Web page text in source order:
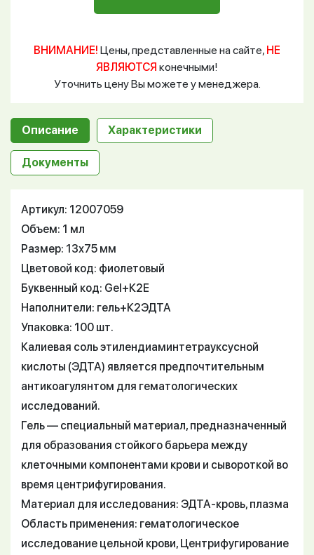
ВНИМАНИЕ! Цены, представленные на сайте, НЕ
ЯВЛЯЮТСЯ конечными!
Уточнить цену Вы можете у менеджера.
Описание Характеристики
Документы
Артикул: 12007059
Объем: 1 мл
Размер: 13х75 мм
Цветовой код: фиолетовый
Буквенный код: Gel+К2Е
Наполнители: гель+К2ЭДТА
Упаковка: 100 шт.
Калиевая соль этилендиаминтетрауксусной
кислоты (ЭДТА) является предпочтительным
антикоагулянтом для гематологических
исследований.
Гель — специальный материал, предназначенный
для образования стойкого барьера между
клеточными компонентами крови и сывороткой во
время центрифугирования.
Материал для исследования: ЭДТА-кровь, плазма
Область применения: гематологическое
исследование цельной крови, Центрифугирование